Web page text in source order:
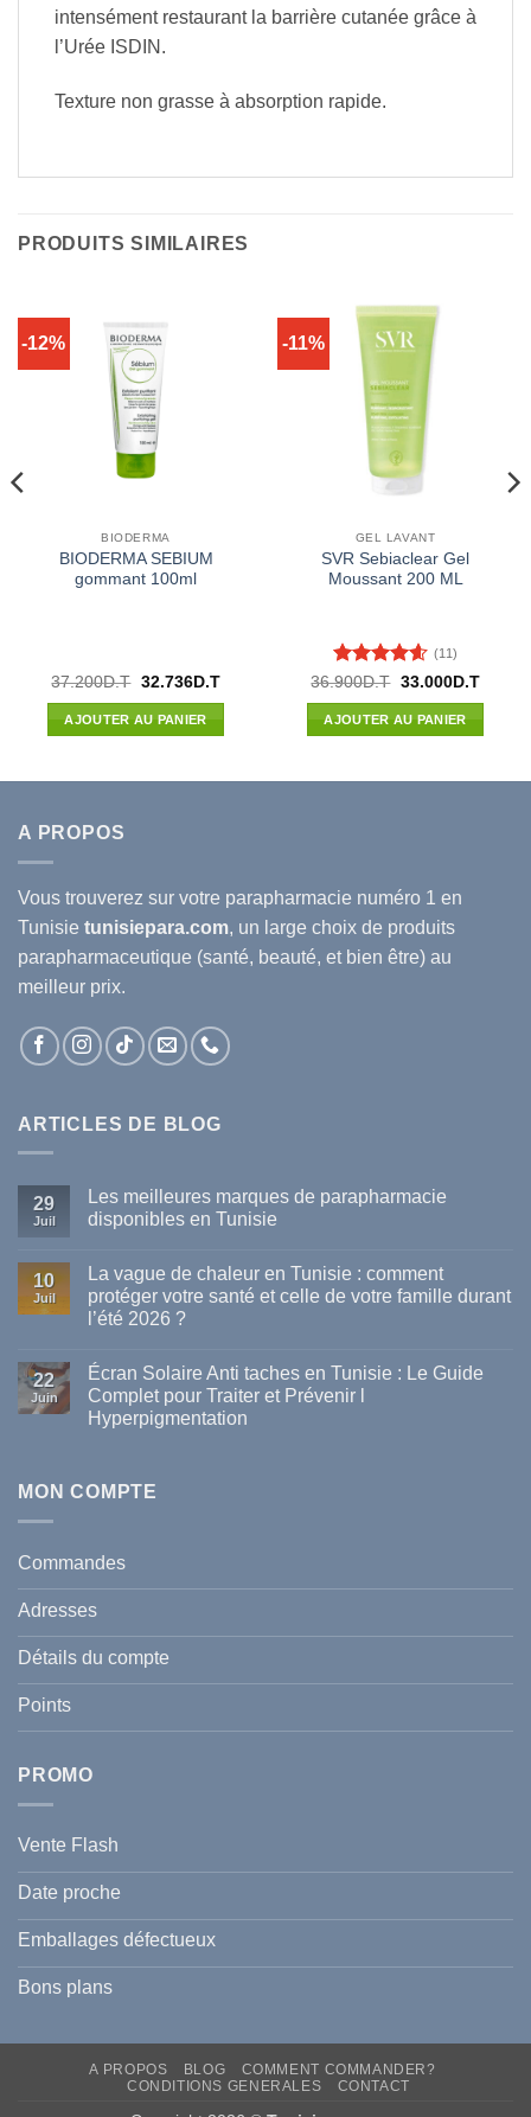
intensément restaurant la barrière cutanée grâce à
l’Urée ISDIN.
Texture non grasse à absorption rapide.
PRODUITS SIMILAIRES
-12%
BIODERMA
BIODERMA SEBIUM
gommant 100ml
37.200D.T Le
initial
était :
32.736D.TLe
AJOUTER AU PANIER
-11%
GEL LAVANT
SVR Sebiaclear Gel
Moussant 200 ML
Note4.55
sur 5
(11)
36.900D.T Le
initial
était :
33.000D.TLe
AJOUTER AU PANIER
A PROPOS
Vous trouverez sur votre parapharmacie numéro 1 en
Tunisie tunisiepara.com, un large choix de produits
parapharmaceutique (santé, beauté, et bien être) au
meilleur prix.
ARTICLES DE BLOG
29
Juil
Les meilleures marques de parapharmacie
disponibles en Tunisie
sur
Les
meilleures
marques
disponibles
en
Tunisie
10
Juil
La vague de chaleur en Tunisie : comment
protéger votre santé et celle de votre famille durant
l’été 2026 ?
commentaire
sur
La
vague
de
comment
et
celle
de
votre
famille
durant
l’été
2026
?
22
Juin
Écran Solaire Anti taches en Tunisie : Le Guide
Complet pour Traiter et Prévenir l
Hyperpigmentation
Écran
Tunisie
Guide
Traiter
Prévenir
MON COMPTE
Commandes
Adresses
Détails du compte
Points
PROMO
Vente Flash
Date proche
Emballages défectueux
Bons plans
A PROPOS BLOG
COMMENT COMMANDER?
CONDITIONS GENERALES
CONTACT